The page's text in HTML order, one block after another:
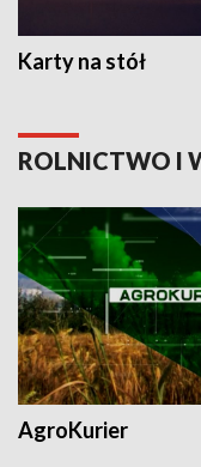
Karty na stół
ROLNICTWO I
AgroKurier